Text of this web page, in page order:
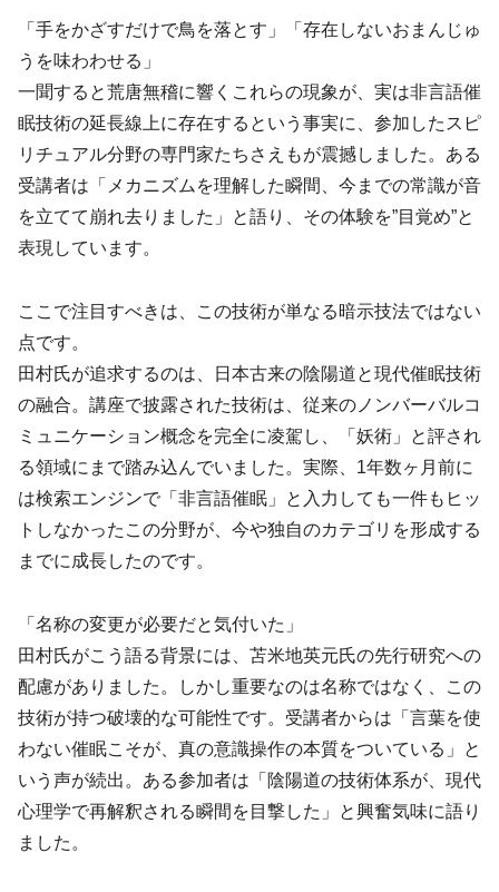
「手をかざすだけで鳥を落とす」「存在しないおまんじゅ
うを味わわせる」
一聞すると荒唐無稽に響くこれらの現象が、実は非言語催
眠技術の延長線上に存在するという事実に、参加したスピ
リチュアル分野の専門家たちさえもが震撼しました。ある
受講者は「メカニズムを理解した瞬間、今までの常識が音
を立てて崩れ去りました」と語り、その体験を”目覚め”と
表現しています。
ここで注目すべきは、この技術が単なる暗示技法ではない
点です。
田村氏が追求するのは、日本古来の陰陽道と現代催眠技術
の融合。講座で披露された技術は、従来のノンバーバルコ
ミュニケーション概念を完全に凌駕し、「妖術」と評され
る領域にまで踏み込んでいました。実際、1年数ヶ月前に
は検索エンジンで「非言語催眠」と入力しても一件もヒッ
トしなかったこの分野が、今や独自のカテゴリを形成する
までに成長したのです。
「名称の変更が必要だと気付いた」
田村氏がこう語る背景には、苫米地英元氏の先行研究への
配慮がありました。しかし重要なのは名称ではなく、この
技術が持つ破壊的な可能性です。受講者からは「言葉を使
わない催眠こそが、真の意識操作の本質をついている」と
いう声が続出。ある参加者は「陰陽道の技術体系が、現代
心理学で再解釈される瞬間を目撃した」と興奮気味に語り
ました。